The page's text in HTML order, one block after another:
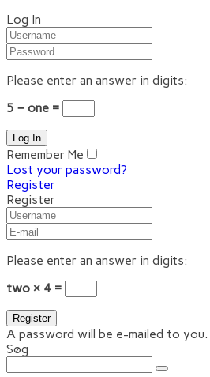
Log In
Please enter an answer in digits:
5 − one =
Remember Me
Lost your password?
Register
Register
Please enter an answer in digits:
two × 4 =
A password will be e-mailed to you.
Søg